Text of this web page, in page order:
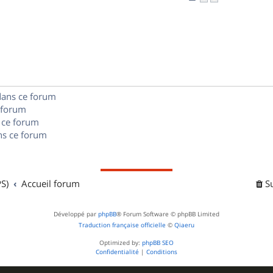
ce forum
forum
ce forum
Accueil forum
Développé par phpBB® Forum Software © phpBB Limited
Traduction française officielle © Qiaeru
Optimized by: phpBB SEO
Confidentialité | Conditions